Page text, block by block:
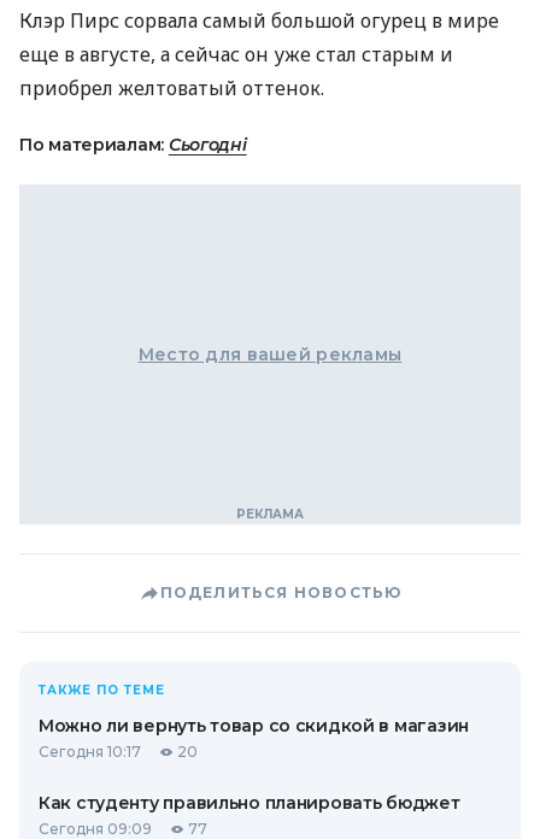
Клэр Пирс сорвала самый большой огурец в мире
еще в августе, а сейчас он уже стал старым и
приобрел желтоватый оттенок.
По материалам: Сьогодні
Место для вашей рекламы
ПОДЕЛИТЬСЯ НОВОСТЬЮ
ТАКЖЕ ПО ТЕМЕ
Можно ли вернуть товар со скидкой в ​​магазин
Сегодня 10:17 20
Как студенту правильно планировать бюджет
Сегодня 09:09 77